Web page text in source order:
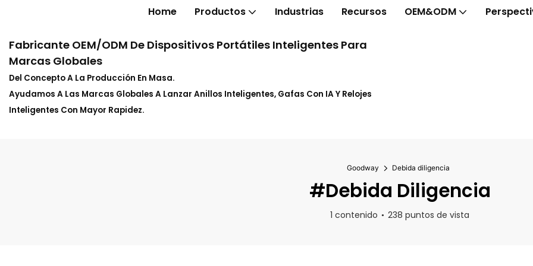
Home Productos Industrias Recursos OEM&ODM
Fabricante OEM/ODM De Dispositivos Portátiles Inteligentes Para
Marcas Globales
Del Concepto A La Producción En Masa.
Ayudamos A Las Marcas Globales A Lanzar Anillos Inteligentes, Gafas Con IA Y Relojes
Inteligentes Con Mayor Rapidez.
Goodway Debida diligencia
#Debida Diligencia
1 contenido 238 puntos de vista